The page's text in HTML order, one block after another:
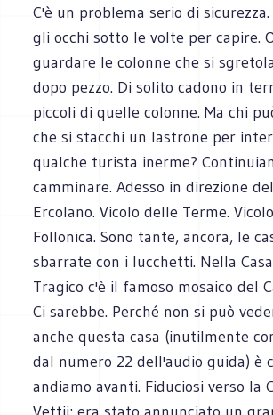
C'è un problema serio di
gli occhi sotto le volte per capire.
guardare le colonne che si
dopo pezzo. Di solito cadono in
piccoli di quelle colonne. Ma chi
che si stacchi un lastrone per
qualche turista inerme?
camminare. Adesso in direzione
Ercolano. Vicolo delle Terme.
Follonica. Sono tante, ancora, le
sbarrate con i lucchetti. Nella
Tragico c'è il famoso mosaico del
Ci sarebbe. Perché non si può
anche questa casa (inutilmente
dal numero 22 dell'audio guida) è
andiamo avanti. Fiduciosi verso la